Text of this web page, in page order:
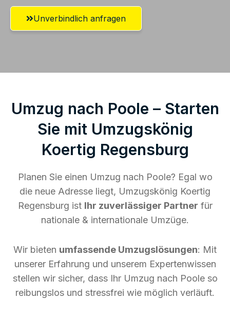
Unverbindlich anfragen
Umzug nach Poole – Starten
Sie mit Umzugskönig
Koertig Regensburg
Planen Sie einen Umzug nach Poole? Egal wo
die neue Adresse liegt, Umzugskönig Koertig
Regensburg ist Ihr zuverlässiger Partner für
nationale & internationale Umzüge.
Wir bieten umfassende Umzugslösungen: Mit
unserer Erfahrung und unserem Expertenwissen
stellen wir sicher, dass Ihr Umzug nach Poole so
reibungslos und stressfrei wie möglich verläuft.